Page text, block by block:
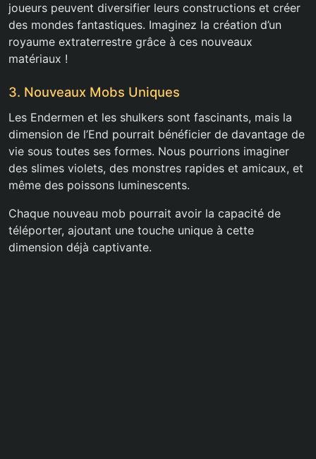
joueurs peuvent diversifier leurs constructions et créer
des mondes fantastiques. Imaginez la création d’un
royaume extraterrestre grâce à ces nouveaux
matériaux !
3. Nouveaux Mobs Uniques
Les Endermen et les shulkers sont fascinants, mais la
dimension de l’End pourrait bénéficier de davantage de
vie sous toutes ses formes. Nous pourrions imaginer
des slimes violets, des monstres rapides et amicaux, et
même des poissons luminescents.
Chaque nouveau mob pourrait avoir la capacité de
téléporter, ajoutant une touche unique à cette
dimension déjà captivante.